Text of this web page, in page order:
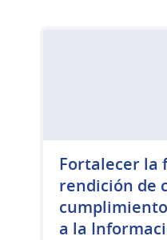
Fortalecer la
rendición de
a la